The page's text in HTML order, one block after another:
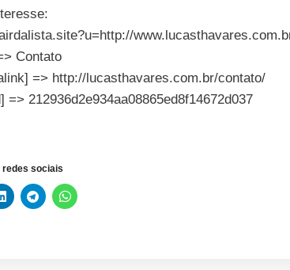
Contato
=> http://lucasthavares.com.br/contato/
=> 212936d2e934aa08865ed8f14672d037
sociais